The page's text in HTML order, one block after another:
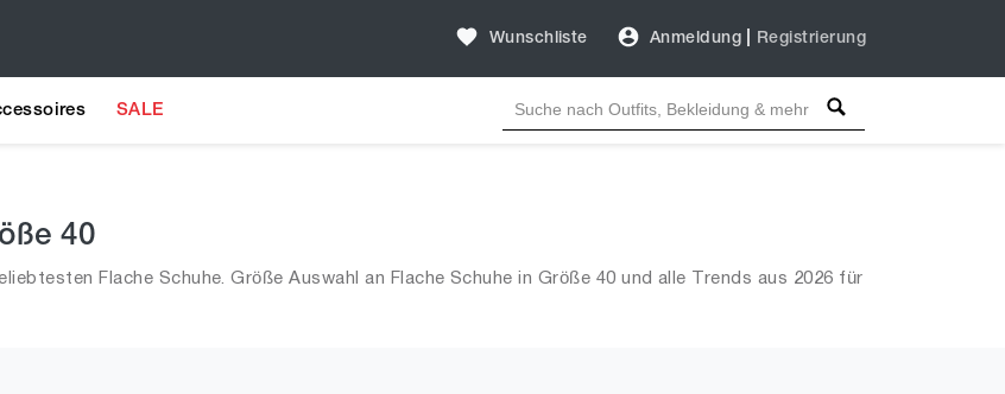
Wunschliste Anmeldung Registrierung
SALE
40
Flache Schuhe. Größe Auswahl an Flache Schuhe in Größe 40 und alle Trends aus 2026 für